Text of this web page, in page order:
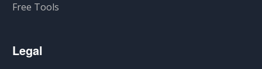
Free Tools
Legal